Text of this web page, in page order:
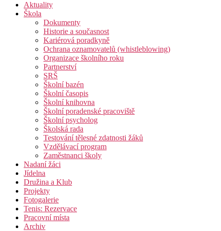
Aktuality
Škola
Dokumenty
Historie a současnost
Kariérová poradkyně
Ochrana oznamovatelů (whistleblowing)
Organizace školního roku
Partnerství
SRŠ
Školní bazén
Školní časopis
Školní knihovna
Školní poradenské pracoviště
Školní psycholog
Školská rada
Testování tělesné zdatnosti žáků
Vzdělávací program
Zaměstnanci školy
Nadaní žáci
Jídelna
Družina a Klub
Projekty
Fotogalerie
Tenis: Rezervace
Pracovní místa
Archiv